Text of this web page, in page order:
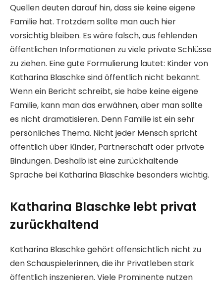
Quellen deuten darauf hin, dass sie keine eigene
Familie hat. Trotzdem sollte man auch hier
vorsichtig bleiben. Es wäre falsch, aus fehlenden
öffentlichen Informationen zu viele private Schlüsse
zu ziehen. Eine gute Formulierung lautet: Kinder von
Katharina Blaschke sind öffentlich nicht bekannt.
Wenn ein Bericht schreibt, sie habe keine eigene
Familie, kann man das erwähnen, aber man sollte
es nicht dramatisieren. Denn Familie ist ein sehr
persönliches Thema. Nicht jeder Mensch spricht
öffentlich über Kinder, Partnerschaft oder private
Bindungen. Deshalb ist eine zurückhaltende
Sprache bei Katharina Blaschke besonders wichtig.
Katharina Blaschke lebt privat
zurückhaltend
Katharina Blaschke gehört offensichtlich nicht zu
den Schauspielerinnen, die ihr Privatleben stark
öffentlich inszenieren. Viele Prominente nutzen